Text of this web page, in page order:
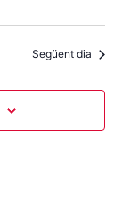
Següent dia